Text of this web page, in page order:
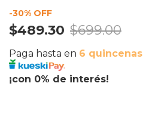
-30% OFF
$489.30 $699.00
Paga hasta en 6 quincenas
¡con 0% de interés!